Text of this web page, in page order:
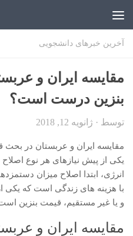
آخرین خبرهای دانشجویی
مقایسه ایران و
بنزین درست است؟
توسط · ژانویه 12, 2018
مقایسه ایران و عربستان در
یکی از پیش نیازهای هر نوع
انرژی، ابتدا اصلاح میزان
با هزینه های زندگی است که یکی
و یا غیر مستقیم، قیمت بنزین
مقایسه ایران و